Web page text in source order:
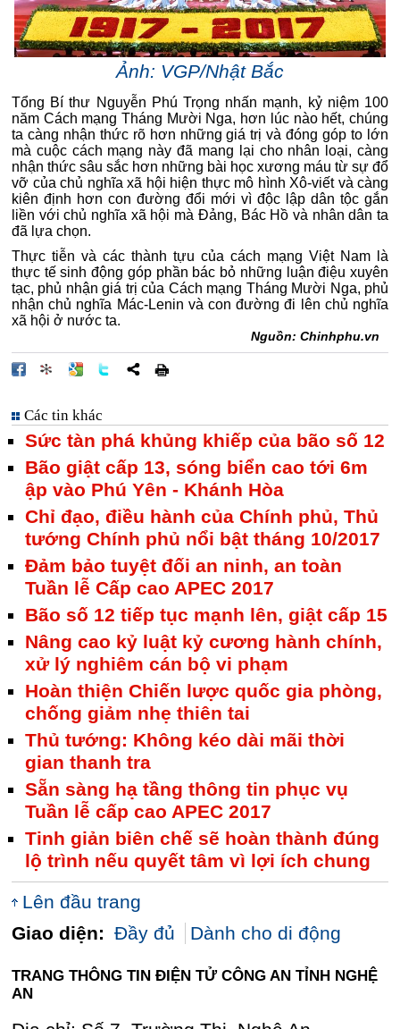
Ảnh: VGP/Nhật Bắc
Tổng Bí thư Nguyễn Phú Trọng nhấn mạnh, kỷ niệm 100
năm Cách mạng Tháng Mười Nga, hơn lúc nào hết, chúng
ta càng nhận thức rõ hơn những giá trị và đóng góp to lớn
mà cuộc cách mạng này đã mang lại cho nhân loại, càng
nhận thức sâu sắc hơn những bài học xương máu từ sự đổ
vỡ của chủ nghĩa xã hội hiện thực mô hình Xô-viết và càng
kiên định hơn con đường đổi mới vì độc lập dân tộc gắn
liền với chủ nghĩa xã hội mà Đảng, Bác Hồ và nhân dân ta
đã lựa chọn.
Thực tiễn và các thành tựu của cách mạng Việt Nam là
thực tế sinh động góp phần bác bỏ những luận điệu xuyên
tạc, phủ nhận giá trị của Cách mạng Tháng Mười Nga, phủ
nhận chủ nghĩa Mác-Lenin và con đường đi lên chủ nghĩa
xã hội ở nước ta.
Nguồn: Chinhphu.vn
Các tin khác
Sức tàn phá khủng khiếp của bão số 12
Bão giật cấp 13, sóng biển cao tới 6m
ập vào Phú Yên - Khánh Hòa
Chỉ đạo, điều hành của Chính phủ, Thủ
tướng Chính phủ nổi bật tháng 10/2017
Đảm bảo tuyệt đối an ninh, an toàn
Tuần lễ Cấp cao APEC 2017
Bão số 12 tiếp tục mạnh lên, giật cấp 15
Nâng cao kỷ luật kỷ cương hành chính,
xử lý nghiêm cán bộ vi phạm
Hoàn thiện Chiến lược quốc gia phòng,
chống giảm nhẹ thiên tai
Thủ tướng: Không kéo dài mãi thời
gian thanh tra
Sẵn sàng hạ tầng thông tin phục vụ
Tuần lễ cấp cao APEC 2017
Tinh giản biên chế sẽ hoàn thành đúng
lộ trình nếu quyết tâm vì lợi ích chung
Lên đầu trang
Giao diện: Đầy đủ Dành cho di động
TRANG THÔNG TIN ĐIỆN TỬ CÔNG AN TỈNH NGHỆ
AN